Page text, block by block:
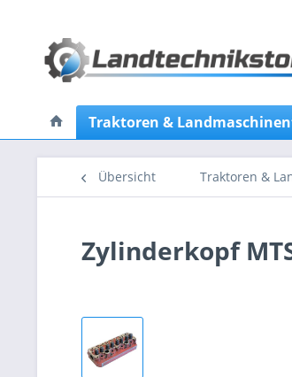
Traktoren &
Übersicht Traktoren &
Zylinderkopf